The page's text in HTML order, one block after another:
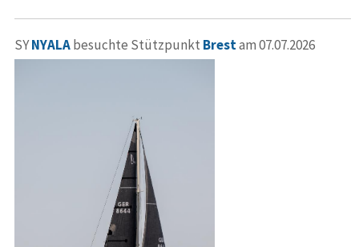
SYNYALAbesuchte Stützpunkt Brestam 07.07.2026